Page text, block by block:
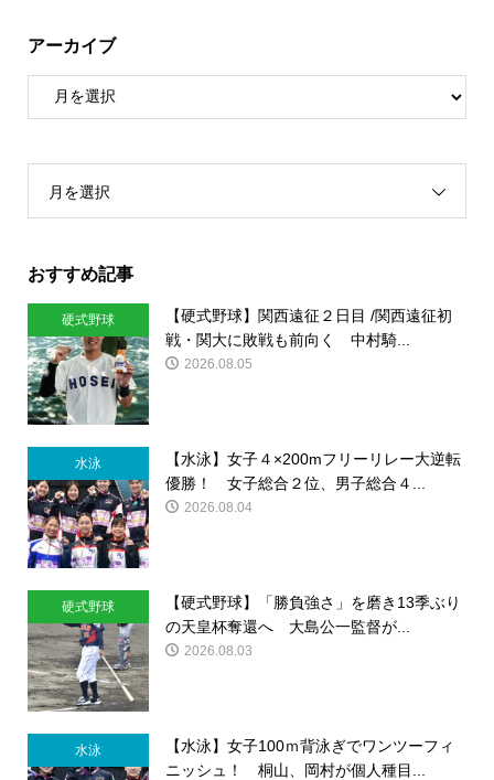
アーカイブ
月を選択
おすすめ記事
硬式野球
【硬式野球】関西遠征２日目 /関西遠征初
戦・関大に敗戦も前向く 中村騎...
2026.08.05
水泳
【水泳】女子４×200mフリーリレー大逆転
優勝！ 女子総合２位、男子総合４...
2026.08.04
硬式野球
【硬式野球】「勝負強さ」を磨き13季ぶり
の天皇杯奪還へ 大島公一監督が...
2026.08.03
水泳
【水泳】女子100ｍ背泳ぎでワンツーフィ
ニッシュ！ 桐山、岡村が個人種目...